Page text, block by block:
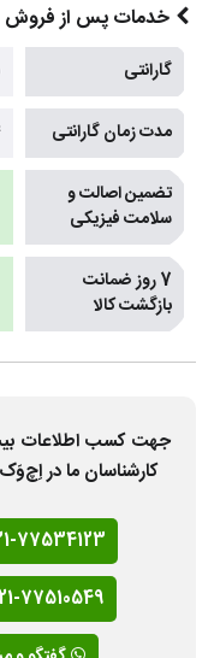
خدمات پس از فروش
گارانتی
مدت زمان گارانتی
تضمین اصالت و
سلامت فیزیکی
7 روز ضمانت
بازگشت کالا
جهت کسب اطلاعات
کارشناسان ما در
77534123
77510549